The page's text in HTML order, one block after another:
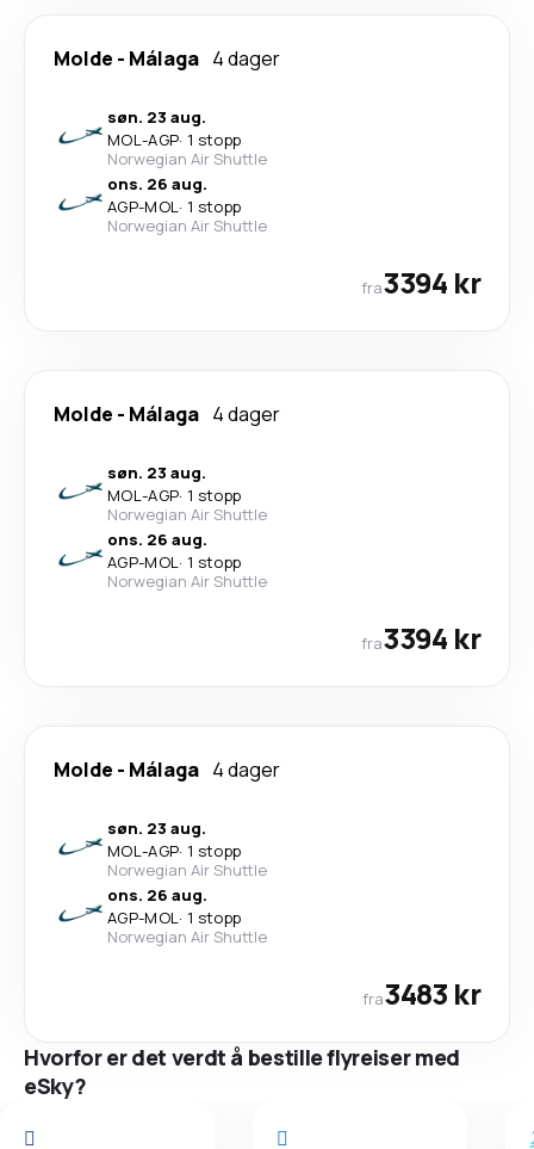
Molde - Málaga 4 dager
søn. 23 aug.
MOL-AGP· 1 stopp
Norwegian Air Shuttle
ons. 26 aug.
AGP-MOL· 1 stopp
Norwegian Air Shuttle
fra3394 kr
Molde - Málaga 4 dager
søn. 23 aug.
MOL-AGP· 1 stopp
Norwegian Air Shuttle
ons. 26 aug.
AGP-MOL· 1 stopp
Norwegian Air Shuttle
fra3394 kr
Molde - Málaga 4 dager
søn. 23 aug.
MOL-AGP· 1 stopp
Norwegian Air Shuttle
ons. 26 aug.
AGP-MOL· 1 stopp
Norwegian Air Shuttle
fra3483 kr
Hvorfor er det verdt å bestille flyreiser med
eSky?